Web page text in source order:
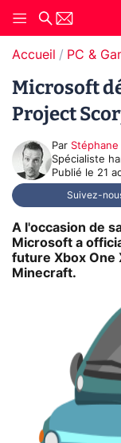
Accueil PC &
Microsoft
Project
Par Stéphane
Spécialiste
Publié le 21
Suivez-
A l'occasion de
Microsoft a
future Xbox One
Minecraft.